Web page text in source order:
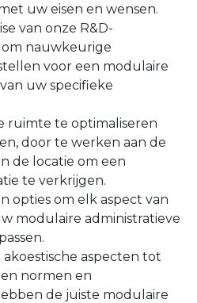
uw eisen en wensen.
van onze R&D-
nauwkeurige
voor een modulaire
uw specifieke
ruimte te optimaliseren
door te werken aan de
de locatie om een
te verkrijgen.
opties om elk aspect van
modulaire administratieve
aspecten tot
normen en
de juiste modulaire